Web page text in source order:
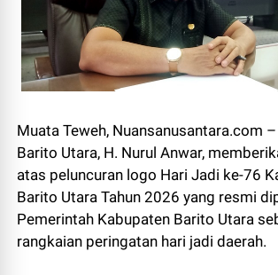
Muata Teweh, Nuansanusantara.com
Barito Utara, H. Nurul Anwar,
atas peluncuran logo Hari Jadi ke-76
Barito Utara Tahun 2026 yang resmi
Pemerintah Kabupaten Barito Utara
rangkaian peringatan hari jadi daerah.